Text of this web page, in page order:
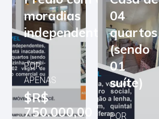
moradias
independentes
POR
APENAS
$R$
750.000,00
04
quartos
(sendo
01
suíte)
POR